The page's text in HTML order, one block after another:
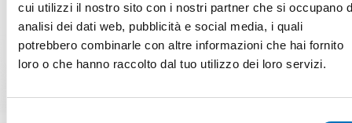
cui utilizzi il nostro sito con i nostri partner che si occupano
analisi dei dati web, pubblicità e social media, i quali
potrebbero combinarle con altre informazioni che hai fornito
loro o che hanno raccolto dal tuo utilizzo dei loro servizi.
CARATTERISTICHE